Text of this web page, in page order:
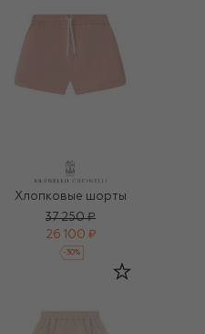
Хлопковые шорты
37 250 ₽
26 100 ₽
-30%